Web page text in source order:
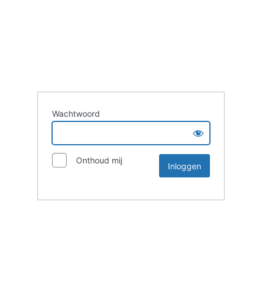
Wachtwoord
Onthoud mij